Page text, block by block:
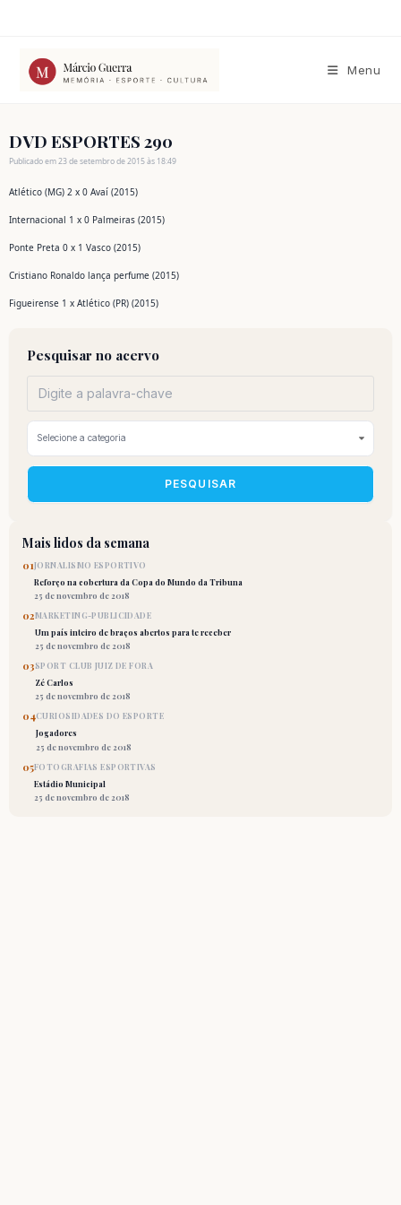
conteúdo
Menu
DVD ESPORTES 290
Publicado em 23 de setembro de 2015 às 18:49
Atlético (MG) 2 x 0 Avaí (2015)
Internacional 1 x 0 Palmeiras (2015)
Ponte Preta 0 x 1 Vasco (2015)
Cristiano Ronaldo lança perfume (2015)
Figueirense 1 x Atlético (PR) (2015)
Pesquisar no acervo
PESQUISAR
Mais lidos da semana
01JORNALISMO ESPORTIVO
Reforço na cobertura da Copa do Mundo da Tribuna
25 de novembro de 2018
02MARKETING-PUBLICIDADE
Um país inteiro de braços abertos para te receber
25 de novembro de 2018
03SPORT CLUB JUIZ DE FORA
Zé Carlos
25 de novembro de 2018
04CURIOSIDADES DO ESPORTE
Jogadores
25 de novembro de 2018
05FOTOGRAFIAS ESPORTIVAS
Estádio Municipal
25 de novembro de 2018